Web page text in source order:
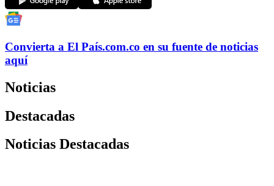
Convierta a El País.com.co en su fuente de noticias
aquí
Noticias
Destacadas
Noticias Destacadas